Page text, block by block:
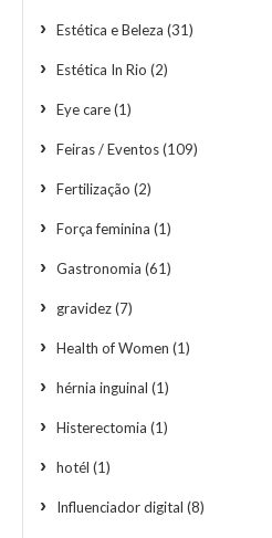
Estética e Beleza (31)
Estética In Rio (2)
Eye care(1)
Feiras / Eventos(109)
Fertilização (2)
Força feminina (1)
Gastronomia (61)
gravidez(7)
Health of Women (1)
hérnia inguinal (1)
Histerectomia (1)
hotél (1)
Influenciador digital (8)